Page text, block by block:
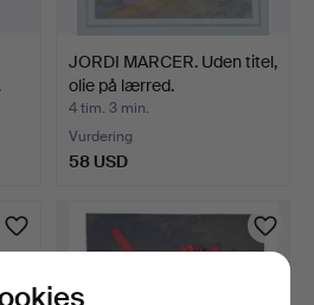
JORDI MARCER. Uden titel,
olie på lærred.
4 tim. 3 min.
Vurdering
58 USD